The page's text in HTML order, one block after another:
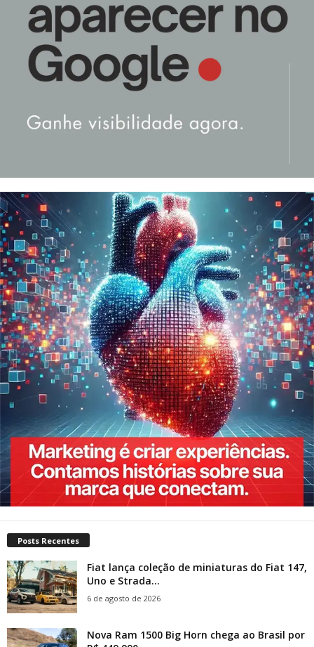
Posts Recentes
Fiat lança coleção de miniaturas do Fiat 147,
Uno e Strada...
6 de agosto de 2026
Nova Ram 1500 Big Horn chega ao Brasil por